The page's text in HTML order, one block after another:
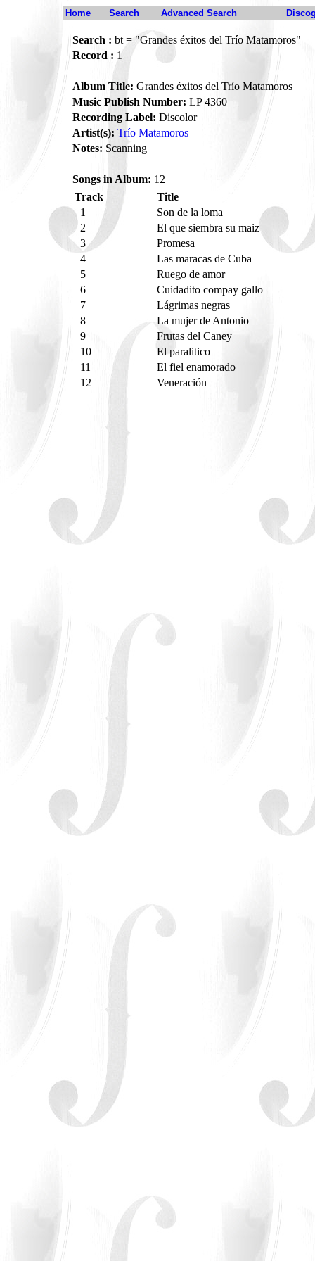
Home Search Advanced Search
Search : bt = "Grandes éxitos del Trío Matamoros"
Record : 1
Album Title: Grandes éxitos del Trío Matamoros
Music Publish Number: LP 4360
Recording Label: Discolor
Artist(s): Trío Matamoros
Notes: Scanning
Songs in Album: 12
Track
Title
1
Son de la loma
2
El que siembra su maiz
3
Promesa
4
Las maracas de Cuba
5
Ruego de amor
6
Cuidadito compay gallo
7
Lágrimas negras
8
La mujer de Antonio
9
Frutas del Caney
10
El paralitico
11
El fiel enamorado
12
Veneración